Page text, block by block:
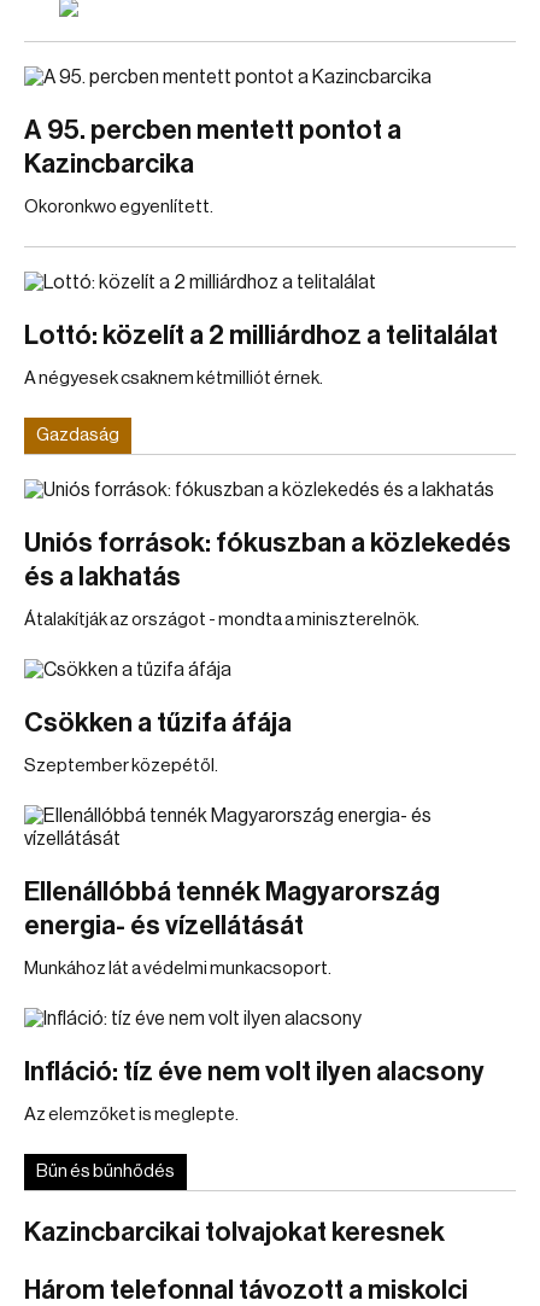
A 95. percben mentett pontot a
Kazincbarcika
Okoronkwo egyenlített.
Lottó: közelít a 2 milliárdhoz a telitalálat
A négyesek csaknem kétmilliót érnek.
Gazdaság
Uniós források: fókuszban a közlekedés
és a lakhatás
Átalakítják az országot - mondta a miniszterelnök.
Csökken a tűzifa áfája
Szeptember közepétől.
Ellenállóbbá tennék Magyarország
energia- és vízellátását
Munkához lát a védelmi munkacsoport.
Infláció: tíz éve nem volt ilyen alacsony
Az elemzőket is meglepte.
Bűn és bűnhődés
Kazincbarcikai tolvajokat keresnek
Három telefonnal távozott a miskolci